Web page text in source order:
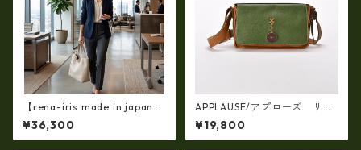
【rena-iris made in japan】
【国産品】ソフトシュリンク
革ショルダートートバッグ
（イタリアンレザー）ri-5153
¥36,300
APPLAUSE/アプローズ リー
フコンビ・レザーバッグ 日
本製 37-5010
¥19,800